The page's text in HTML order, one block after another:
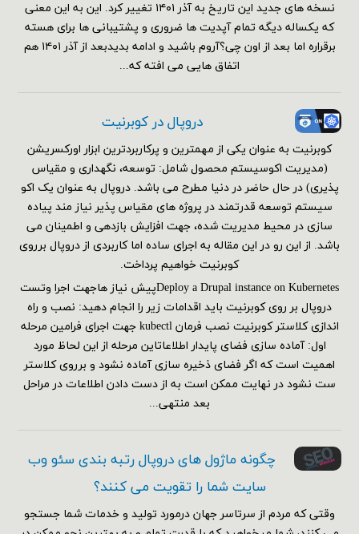
نسخه های جدید این تاریخ به آذر ۱۴۰۱ تغییر کرد. این به این معنی
که یکساله دیگه تمام آپدیت ها ضروری و پشتیبانی ها برای هسته
برقراره اما بعد از اون چی؟آروم باشید و ادامه بدیدبعد از آذر ۱۴۰۱ هم
اتفاق هایی می افته که...
دروپال در کوبرنیت
کوبرنیت به عنوان یکی از مهمترین و پرکاربردترین ابزار اورکسریشن
(مدیریت اکوسیستم محصول شامل: توسعه، نگهداری و مقیاس
پذیری) در حال حاضر در دنیا مطرح می باشد. دروپال به عنوان یک اکو
سیستم توسعه قدرتمند در پروژه های مقیاس پذیر نیاز مند پیاده
سازی در محیط مدیریت شده، جهت افزایش بازدهی و اطمینان می
باشد. از این رو در این مقاله به اجرای ساده اما کاربردی از دروپال برروی
کوبرنیت خواهیم پرداخت.
Deploy a Drupal instance on Kubernetesپیش نیاز هاجهت اجرا وتست
دروپال بر روی کوبرنیت باید اقدامات زیر را انجام دهید: نصب و راه
اندازی کلاستر کوبرنیت نصب فرمان kubectl جهت اجرای فرامین مرحله
اول: آماده سازی فضای پایدار اطلاعاتاین مرحله از این لحاظ مورد
اهمیت است که اگر فضای ذخیره سازی آماده نشود و برروی کلاستر
ست نشود در نهایت ممکن است به از دست دادن اطلاعات در مراحل
بعد منتهی...
چگونه ماژول های دروپال رتبه بندی سئو وب
سایت شما را تقویت می کنند؟
وقتی که مردم از سرتاسر جهان درمورد تولید و خدمات شما جستجو